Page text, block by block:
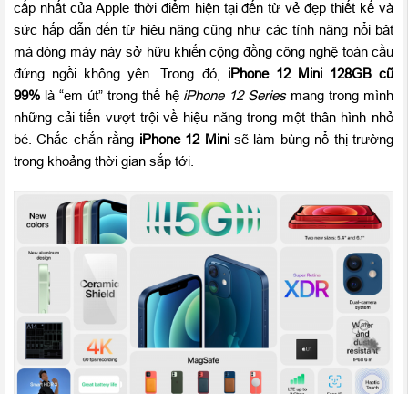
cấp nhất của Apple thời điểm hiện tại đến từ vẻ đẹp thiết kế và
sức hấp dẫn đến từ hiệu năng cũng như các tính năng nổi bật
mà dòng máy này sở hữu khiến cộng đồng công nghệ toàn cầu
đứng ngồi không yên. Trong đó, iPhone 12 Mini 128GB cũ
99% là “em út” trong thế hệ iPhone 12 Seriesmang trong mình
những cải tiến vượt trội về hiệu năng trong một thân hình nhỏ
bé. Chắc chắn rằng iPhone 12 Minisẽ làm bùng nổ thị trường
trong khoảng thời gian sắp tới.